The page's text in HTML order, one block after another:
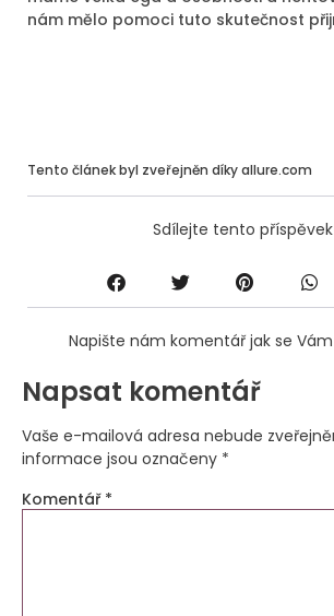
nám mělo pomoci tuto skutečnost
Tento článek byl zveřejněn díky allure.com
Sdílejte tento
Napište nám komentář jak se
Napsat komentář
Vaše e-mailová adresa nebude
informace jsou označeny *
Komentář *